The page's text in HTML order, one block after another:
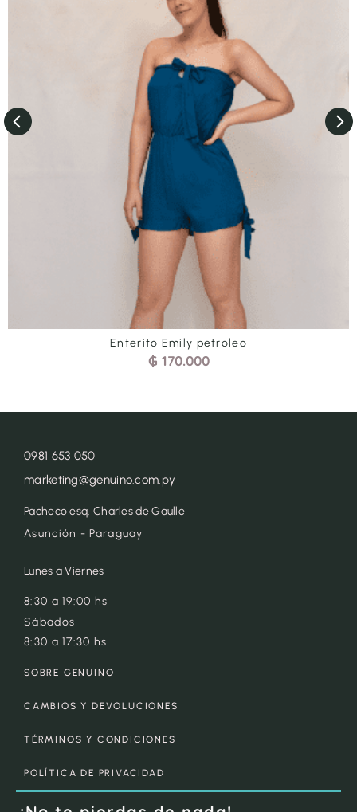
Pantalón Grace Rojo
₲240.000
0981 653 050
marketing@genuino.com.py
Pacheco esq. Charles de Gaulle
Asunción - Paraguay
Lunes a Viernes
8:30 a 19:00 hs
Sábados
8:30 a 17:30 hs
SOBRE GENUINO
CAMBIOS Y DEVOLUCIONES
TÉRMINOS Y CONDICIONES
POLÍTICA DE PRIVACIDAD